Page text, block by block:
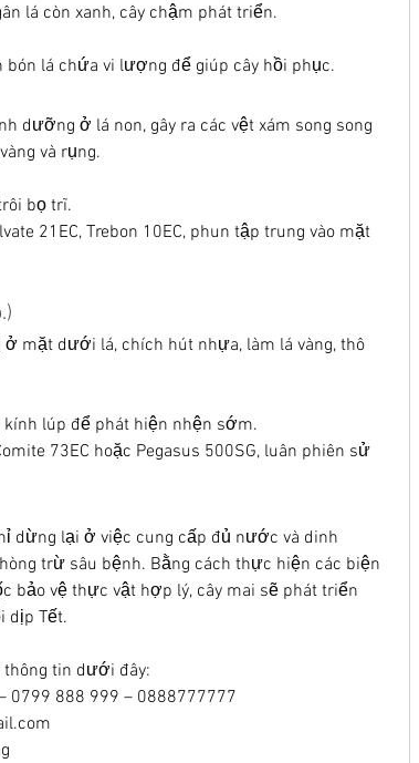
lá còn xanh, cây chậm phát triển.
bón lá chứa vi lượng để giúp cây hồi phục.
dưỡng ở lá non, gây ra các vệt xám song song
và rụng.
bọ trĩ.
21EC, Trebon 10EC, phun tập trung vào mặt
mặt dưới lá, chích hút nhựa, làm lá vàng, thô
lúp để phát hiện nhện sớm.
73EC hoặc Pegasus 500SG, luân phiên sử
dừng lại ở việc cung cấp đủ nước và dinh
trừ sâu bệnh. Bằng cách thực hiện các biện
bảo vệ thực vật hợp lý, cây mai sẽ phát triển
dịp Tết.
thông tin dưới đây:
0799 888 999 – 0888777777